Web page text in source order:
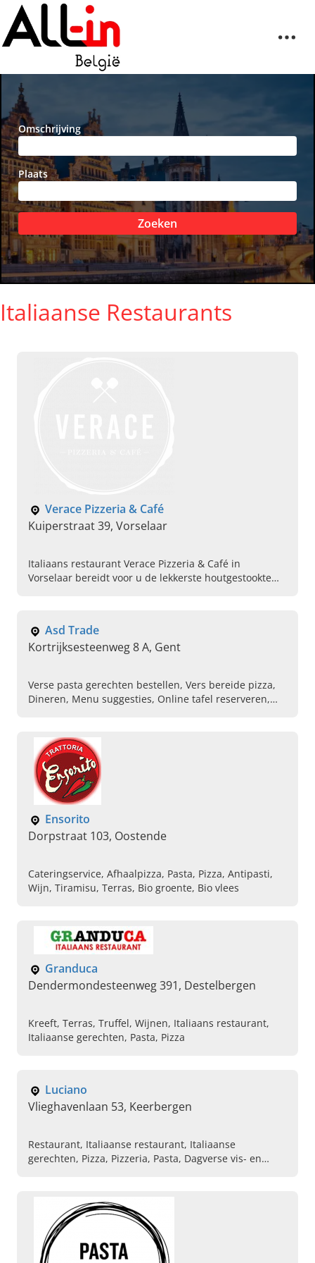
Omschrijving
Plaats
Zoeken
Italiaanse Restaurants
Verace Pizzeria & Café
Kuiperstraat 39, Vorselaar
Italiaans restaurant Verace Pizzeria & Café in
Vorselaar bereidt voor u de lekkerste houtgestookte
Asd Trade
Kortrijksesteenweg 8 A, Gent
Verse pasta gerechten bestellen, Vers bereide pizza,
Dineren, Menu suggesties, Online tafel reserveren,
Ensorito
Dorpstraat 103, Oostende
Cateringservice, Afhaalpizza, Pasta, Pizza, Antipasti,
Wijn, Tiramisu, Terras, Bio groente, Bio vlees
Granduca
Dendermondesteenweg 391, Destelbergen
Kreeft, Terras, Truffel, Wijnen, Italiaans restaurant,
Italiaanse gerechten, Pasta, Pizza
Luciano
Vlieghavenlaan 53, Keerbergen
Restaurant, Italiaanse restaurant, Italiaanse
gerechten, Pizza, Pizzeria, Pasta, Dagverse vis- en